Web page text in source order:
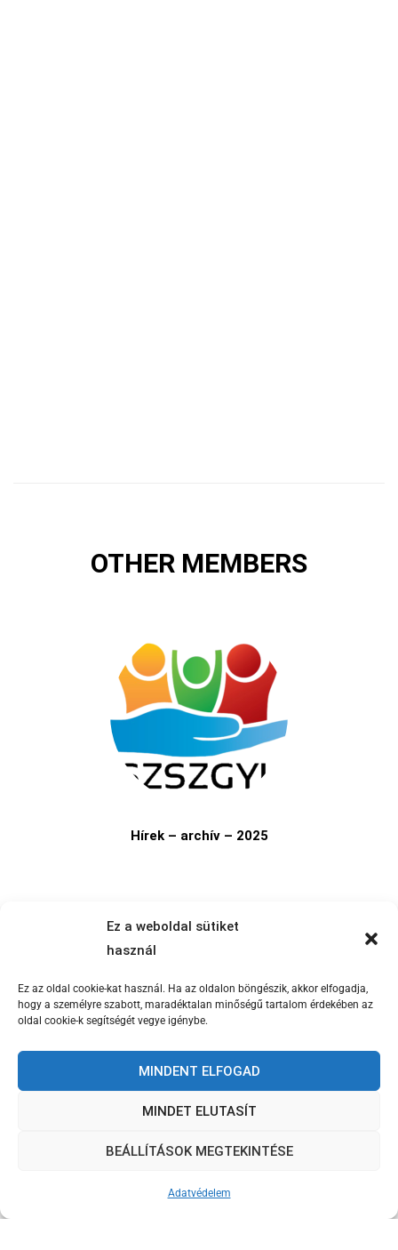
Ez a weboldal sütiket
használ
Ez az oldal cookie-kat használ. Ha az oldalon böngészik, akkor elfogadja,
hogy a személyre szabott, maradéktalan minőségű tartalom érdekében az
oldal cookie-k segítségét vegye igénybe.
MINDENT ELFOGAD
MINDET ELUTASÍT
BEÁLLÍTÁSOK MEGTEKINTÉSE
Adatvédelem
OTHER MEMBERS
Hírek – archív – 2025
Központi elérhetőségeink
Cím: 1081 Budapest, Népszínház u. 22. (bejárat a Kiss
Postacím: 1447 Budapest, Pf.: 578
Telefon: +36 (1) 333-0582